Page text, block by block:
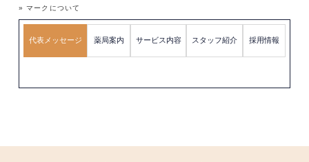
» マークについて
代表メッセージ 薬局案内 サービス内容 スタッフ紹介 採用情報